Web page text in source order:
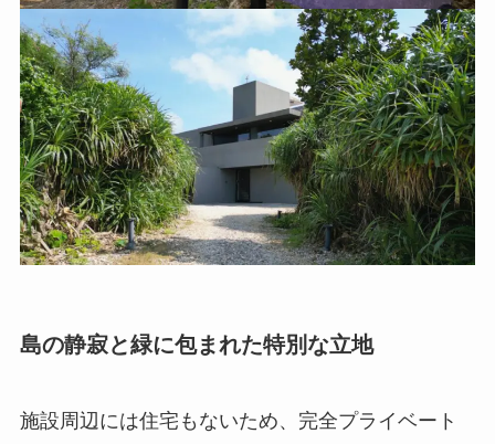
島の静寂と緑に包まれた特別な立地
施設周辺には住宅もないため、完全プライベート